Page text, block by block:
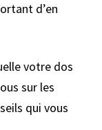
d’en
votre dos
sur les
qui vous